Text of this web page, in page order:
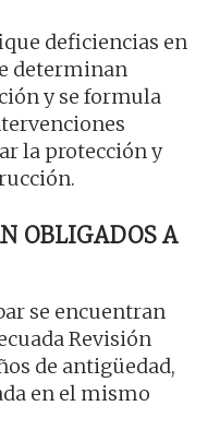
deficiencias en
determinan
y se formula
la protección y
OBLIGADOS A
se encuentran
Revisión
de antigüedad,
en el mismo